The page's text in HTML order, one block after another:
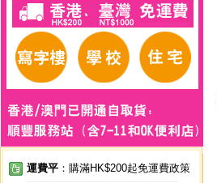
運費平 ：購滿HK$200起免運費政策